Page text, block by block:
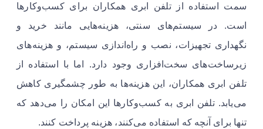
سمت استفاده از تلفن ابری همکاران برای کسب‌وکارها
است. در سیستم‌های سنتی، هزینه‌هایی مانند خرید و
نگهداری تجهیزات، نصب و راه‌اندازی سیستم، و هزینه‌های
زیرساخت‌های سخت‌افزاری وجود دارد. اما با استفاده از
تلفن ابری همکاران، این هزینه‌ها به طور چشمگیری کاهش
می‌یابد. تلفن ابری به کسب‌وکارها این امکان را می‌دهد که
تنها برای آنچه که استفاده می‌کنند، هزینه پرداخت کنند.